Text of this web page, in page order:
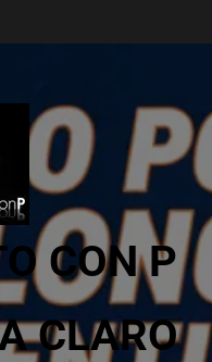
CON P
CLARO